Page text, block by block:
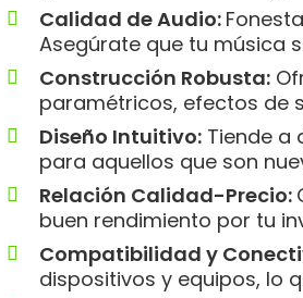
Calidad de Audio:
Asegúrate que tu música
Construcción Robusta:
paramétricos, efectos de
Diseño Intuitivo: Tiende a
para aquellos que son
Relación Calidad-Precio:
buen rendimiento por tu
Compatibilidad y
dispositivos y equipos, lo